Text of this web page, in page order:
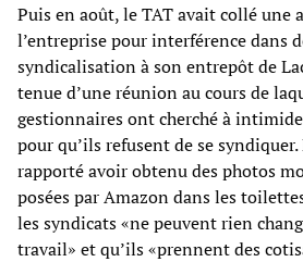
Puis en août, le TAT avait collé une
l’entreprise pour interférence dans
syndicalisation à son entrepôt de
tenue d’une réunion au cours de
gestionnaires ont cherché à
pour qu’ils refusent de se syndiquer.
rapporté avoir obtenu des photos
posées par Amazon dans les
les syndicats «ne peuvent rien
travail» et qu’ils «prennent des